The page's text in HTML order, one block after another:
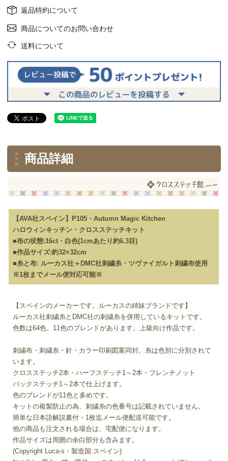
返品特約について
商品についてのお問い合わせ
送料について
商品詳細
【AVA社スペイン】P105・Autumn Magic Kitchen
ハロウィンキッチン・クロスステッチキット
■布の状態:16ct・白色(1cmあたり約6.3目)
■作品サイズ:約32×32cm
■糸と布: ルーカス社＋DMC社刺繍糸・ツヴァイガルト刺繍布使用
※1枚までメール便対応可能※
【スペインのメーカーです。ルーカスの姉妹ブランドです】
ルーカス社刺繍糸とDMC社の刺繍糸を併用しているキットです。
色数は64色。11色のブレンドがあります。上級向け作品です。
刺繍布・刺繍糸・針・カラー印刷図案同封。糸は色別に分別されて
います。
クロスステッチ2本・ハーフステッチ1～2本・フレンチノット
バックステッチ1～2本で仕上げます。
色のブレンドが11色と多めです。
キットの複製防止の為、刺繍糸の色番号は記載されていません。
簡単な日本語解説書付・1枚迄メール便配送可能です。
他の商品も注文される場合は、宅配便になります。
作品サイズは周囲の余白部分も含みます。
(Copyright Luca-s・製造国:スペイン)